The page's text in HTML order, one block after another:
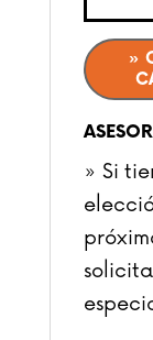
»
» Si